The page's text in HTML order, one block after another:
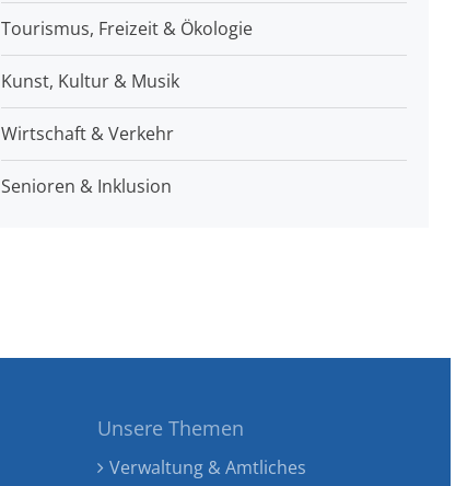
Tourismus, Freizeit & Ökologie
Kunst, Kultur & Musik
Wirtschaft & Verkehr
Senioren & Inklusion
Unsere Themen
Verwaltung & Amtliches